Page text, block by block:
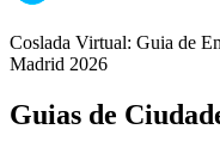
Coslada Virtual: Guia de
Madrid 2026
Guias de